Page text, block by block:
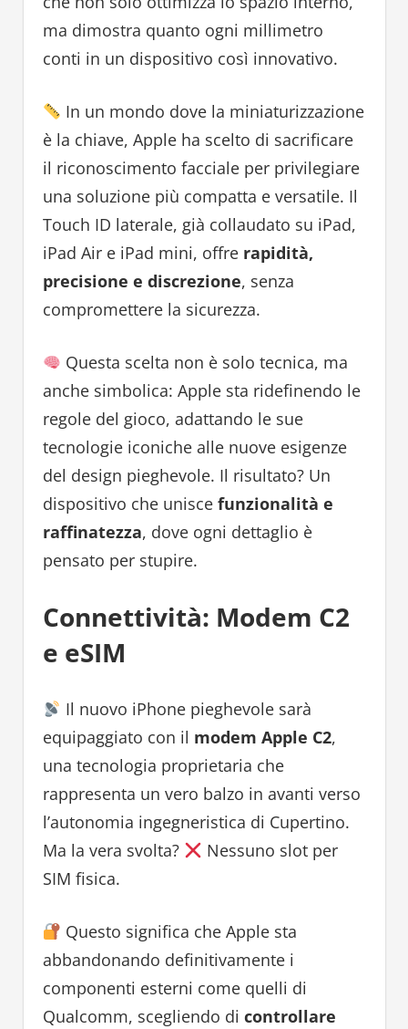
ma dimostra quanto ogni millimetro
conti in un dispositivo così innovativo.
In un mondo dove la miniaturizzazione
è la chiave, Apple ha scelto di sacrificare
il riconoscimento facciale per privilegiare
una soluzione più compatta e versatile. Il
Touch ID laterale, già collaudato su iPad,
iPad Air e iPad mini, offre rapidità,
precisione e discrezione, senza
compromettere la sicurezza.
Questa scelta non è solo tecnica, ma
anche simbolica: Apple sta ridefinendo le
regole del gioco, adattando le sue
tecnologie iconiche alle nuove esigenze
del design pieghevole. Il risultato? Un
dispositivo che unisce funzionalità e
raffinatezza, dove ogni dettaglio è
pensato per stupire.
Connettività: Modem C2
e eSIM
Il nuovo iPhone pieghevole sarà
equipaggiato con il modem Apple C2,
una tecnologia proprietaria che
rappresenta un vero balzo in avanti verso
l’autonomia ingegneristica di Cupertino.
Ma la vera svolta?
Nessuno slot per
SIM fisica.
Questo significa che Apple sta
abbandonando definitivamente i
componenti esterni come quelli di
Qualcomm, scegliendo di controllare